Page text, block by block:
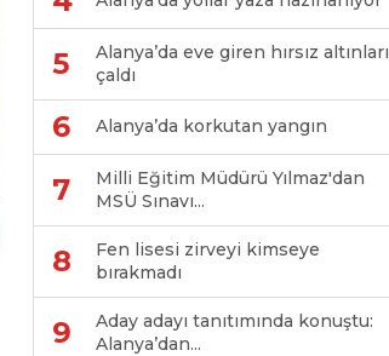
5
Alanya’da eve giren hırsız altınları
çaldı
6 Alanya’da korkutan yangın
7
Milli Eğitim Müdürü Yılmaz'dan
MSÜ Sınavı...
8
Fen lisesi zirveyi kimseye
bırakmadı
9
Aday adayı tanıtımında konuştu:
Alanya’dan...